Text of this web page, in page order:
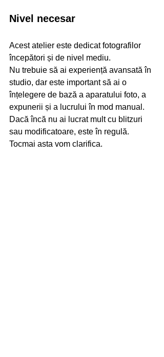
Nivel necesar
Acest atelier este dedicat fotografilor
începători și de nivel mediu.
Nu trebuie să ai experiență avansată în
studio, dar este important să ai o
înțelegere de bază a aparatului foto, a
expunerii și a lucrului în mod manual.
Dacă încă nu ai lucrat mult cu blitzuri
sau modificatoare, este în regulă.
Tocmai asta vom clarifica.